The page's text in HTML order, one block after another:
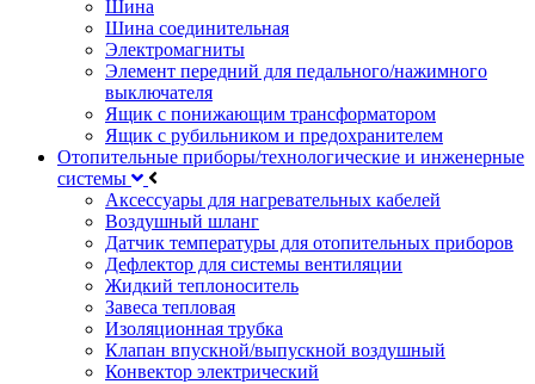
Шина
Шина соединительная
Электромагниты
Элемент передний для педального/нажимного
выключателя
Ящик с понижающим трансформатором
Ящик с рубильником и предохранителем
Отопительные приборы/технологические и инженерные
системы
Аксессуары для нагревательных кабелей
Воздушный шланг
Датчик температуры для отопительных приборов
Дефлектор для системы вентиляции
Жидкий теплоноситель
Завеса тепловая
Изоляционная трубка
Клапан впускной/выпускной воздушный
Конвектор электрический